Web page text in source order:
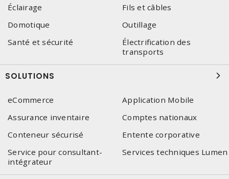
Éclairage
Fils et câbles
Domotique
Outillage
Santé et sécurité
Électrification des
transports
SOLUTIONS
eCommerce
Application Mobile
Assurance inventaire
Comptes nationaux
Conteneur sécurisé
Entente corporative
Service pour consultant-
intégrateur
Services techniques Lumen